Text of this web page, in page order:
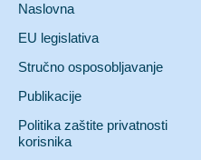
Naslovna
EU legislativa
Stručno osposobljavanje
Publikacije
Politika zaštite privatnosti
korisnika